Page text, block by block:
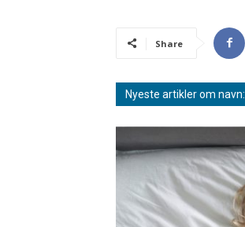
Share
Nyeste artikler om navn: